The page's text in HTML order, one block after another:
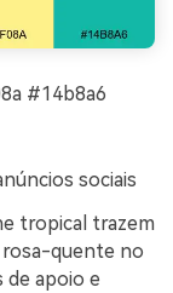
#14b8a6
sociais
tropical trazem
rosa-quente no
de apoio e